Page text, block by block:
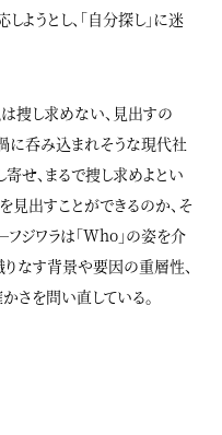
うとし、「自分探し」に迷
捜し求めない、見出すの
に呑み込まれそうな現代社
せ、まるで捜し求めよとい
見出すことができるのか、そ
ジワラは「Who」の姿を介
りなす背景や要因の重層性、
さを問い直している。